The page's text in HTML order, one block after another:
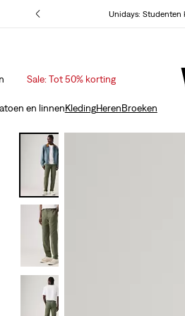
Unidays: Studenten
Sale: Tot 50% korting
Update verzend- en
en linnenKledingHerenBroeken